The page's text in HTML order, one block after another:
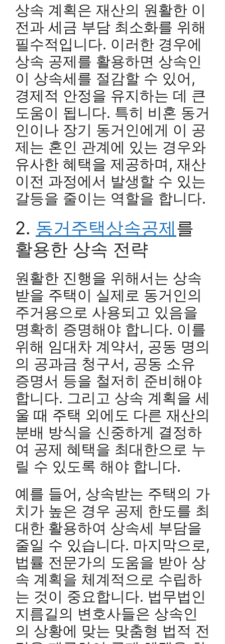
상속 계획은 재산의 원활한 이
전과 세금 부담 최소화를 위해
필수적입니다. 이러한 경우에
상속 공제를 활용하면 상속인
이 상속세를 절감할 수 있어,
경제적 안정을 유지하는 데 큰
도움이 됩니다. 특히 비혼 동거
인이나 장기 동거인에게 이 공
제는 혼인 관계에 있는 경우와
유사한 혜택을 제공하며, 재산
이전 과정에서 발생할 수 있는
갈등을 줄이는 역할을 합니다.
2. 동거주택상속공제를
활용한 상속 전략
원활한 진행을 위해서는 상속
받을 주택이 실제로 동거인의
주거용으로 사용되고 있음을
명확히 증명해야 합니다. 이를
위해 임대차 계약서, 공동 명의
의 공과금 청구서, 공동 소유
증명서 등을 철저히 준비해야
합니다. 그리고 상속 계획을 세
울 때 주택 외에도 다른 재산의
분배 방식을 신중하게 결정하
여 공제 혜택을 최대한으로 누
릴 수 있도록 해야 합니다.
예를 들어, 상속받는 주택의 가
치가 높은 경우 공제 한도를 최
대한 활용하여 상속세 부담을
줄일 수 있습니다. 마지막으로,
법률 전문가의 도움을 받아 상
속 계획을 체계적으로 수립하
는 것이 중요합니다. 법무법인
지름길의 변호사들은 상속인
의 상황에 맞는 맞춤형 법적 전